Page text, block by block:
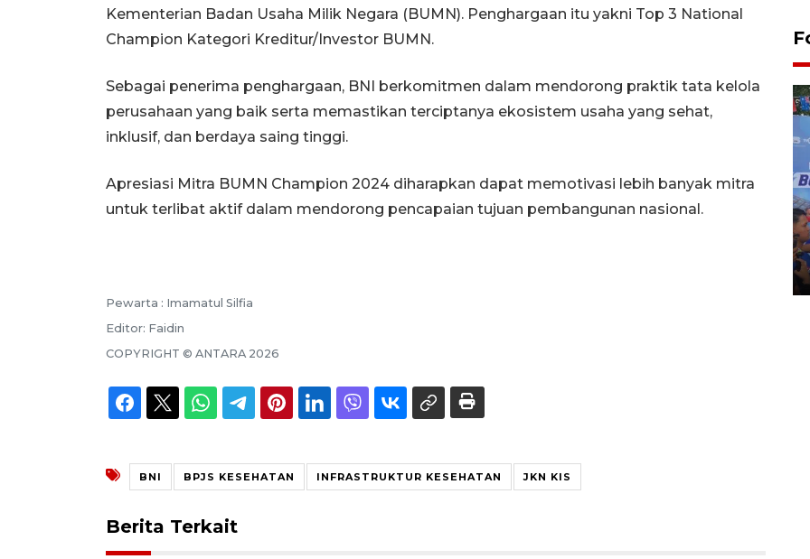
Kementerian Badan Usaha Milik Negara (BUMN). Penghargaan itu yakni Top 3 National
Champion Kategori Kreditur/Investor BUMN.
Sebagai penerima penghargaan, BNI berkomitmen dalam mendorong praktik tata kelola
perusahaan yang baik serta memastikan terciptanya ekosistem usaha yang sehat,
inklusif, dan berdaya saing tinggi.
Apresiasi Mitra BUMN Champion 2024 diharapkan dapat memotivasi lebih banyak mitra
untuk terlibat aktif dalam mendorong pencapaian tujuan pembangunan nasional.
Pewarta : Imamatul Silfia
Editor: Faidin
COPYRIGHT © ANTARA 2026
BNI BPJS KESEHATAN INFRASTRUKTUR KESEHATAN JKN KIS
Berita Terkait